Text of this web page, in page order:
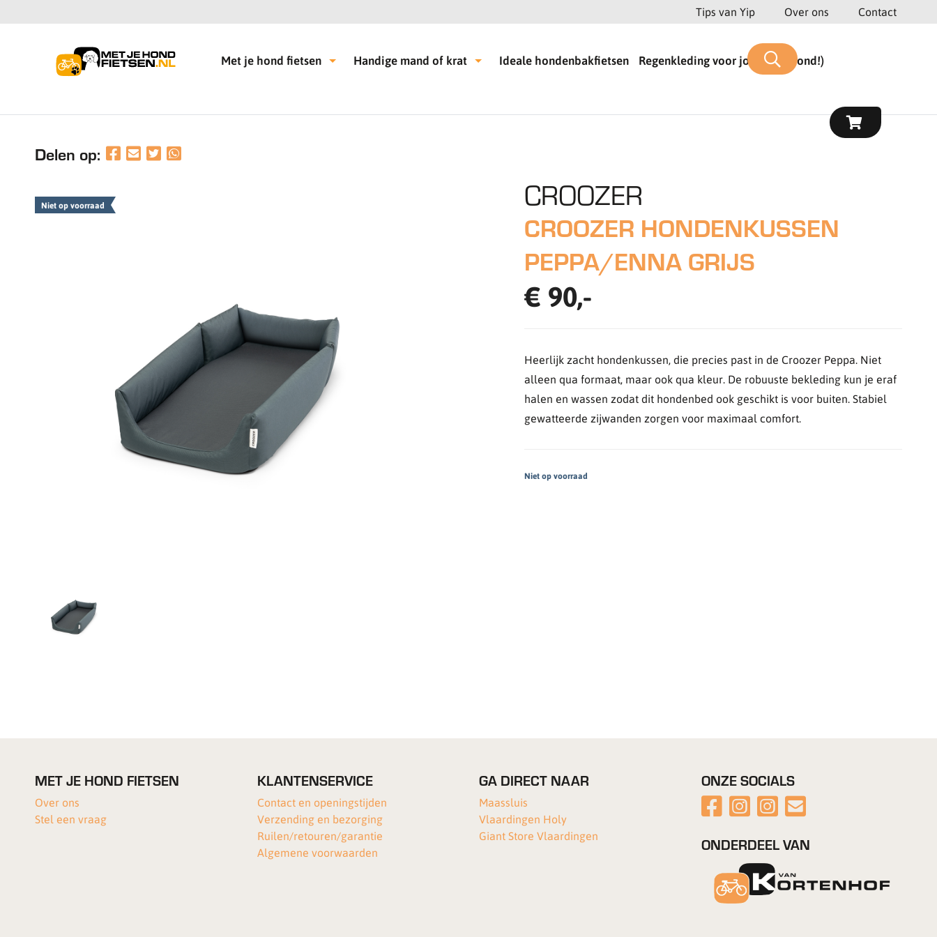
Tips van Yip Over ons Contact
Met je hond fietsen Handige mand of krat Ideale hondenbakfietsen Regenkleding voor jou (en je hond!)
Delen op:
Niet op voorraad CROOZER
CROOZER HONDENKUSSEN
PEPPA/ENNA GRIJS
€ 90,-
Heerlijk zacht hondenkussen, die precies past in de Croozer Peppa. Niet
alleen qua formaat, maar ook qua kleur. De robuuste bekleding kun je eraf
halen en wassen zodat dit hondenbed ook geschikt is voor buiten. Stabiel
gewatteerde zijwanden zorgen voor maximaal comfort.
Niet op voorraad
MET JE HOND FIETSEN
Over ons
Stel een vraag
KLANTENSERVICE
Contact en openingstijden
Verzending en bezorging
Ruilen/retouren/garantie
Algemene voorwaarden
GA DIRECT NAAR
Maassluis
Vlaardingen Holy
Giant Store Vlaardingen
ONZE SOCIALS
ONDERDEEL VAN